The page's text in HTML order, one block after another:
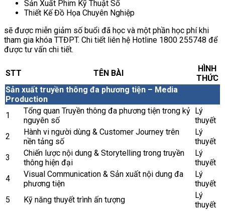
Sản Xuất Phim Kỹ Thuật Số
Thiết Kế Đồ Họa Chuyên Nghiệp
sẽ được miễn giảm số buổi đã học và một phần học phí khi
tham gia khóa TTĐPT. Chi tiết liên hệ Hotline 1800 255748 để
được tư vấn chi tiết.
STT TÊN BÀI
HÌNH
THỨC
Sản xuất truyền thông đa phương tiện – Media
Production
1
Tổng quan Truyền thông đa phương tiện trong kỷ
nguyên số
Lý
thuyết
2
Hành vi người dùng & Customer Journey trên
nền tảng số
Lý
thuyết
3
Chiến lược nội dung & Storytelling trong truyền
thông hiện đại
Lý
thuyết
4
Visual Communication & Sản xuất nội dung đa
phương tiện
Lý
thuyết
5
Kỹ năng thuyết trình ấn tượng
Lý
thuyết